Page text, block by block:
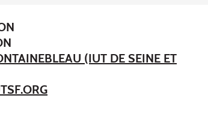
(IUT DE SEINE ET